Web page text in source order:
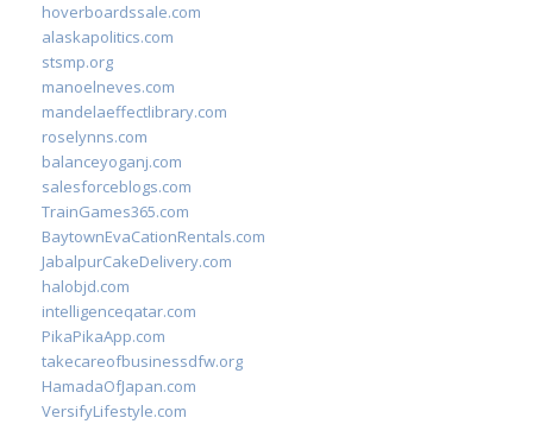
hoverboardssale.com
alaskapolitics.com
stsmp.org
manoelneves.com
mandelaeffectlibrary.com
roselynns.com
balanceyoganj.com
salesforceblogs.com
TrainGames365.com
BaytownEvaCationRentals.com
JabalpurCakeDelivery.com
halobjd.com
intelligenceqatar.com
PikaPikaApp.com
takecareofbusinessdfw.org
HamadaOfJapan.com
VersifyLifestyle.com